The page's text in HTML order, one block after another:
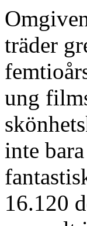
träder
ung
inte
16.120